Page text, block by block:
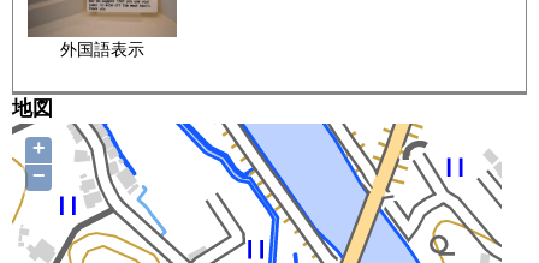
外国語表示
地図
+
−